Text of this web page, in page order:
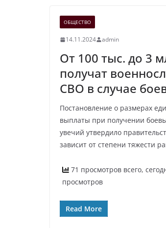
ОБЩЕСТВО
14.11.2024 admin
От 100 тыс. до 3
получат
СВО в случае
Постановление о размерах
выплаты при получении
увечий утвердило
зависит от степени тяжести
71 просмотров всего,
просмотров
Read More